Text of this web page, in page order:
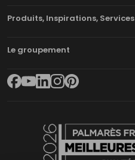
Produits, Inspirations, Services
Le groupement